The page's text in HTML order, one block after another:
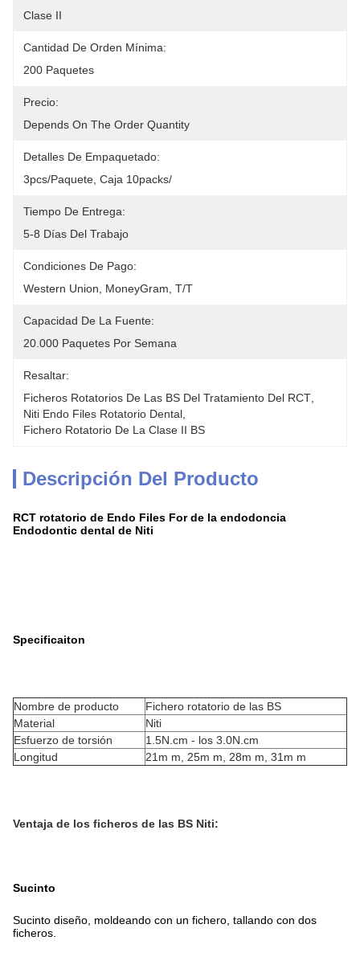
Clase II
Cantidad De Orden Mínima:
200 Paquetes
Precio:
Depends On The Order Quantity
Detalles De Empaquetado:
3pcs/paquete, Caja 10packs/
Tiempo De Entrega:
5-8 Días Del Trabajo
Condiciones De Pago:
Western Union, MoneyGram, T/T
Capacidad De La Fuente:
20.000 Paquetes Por Semana
Resaltar:
Ficheros Rotatorios De Las BS Del Tratamiento Del RCT
Niti Endo Files Rotatorio Dental
Fichero Rotatorio De La Clase II BS
Descripción Del Producto
RCT rotatorio de Endo Files For de la endodoncia
Endodontic dental de Niti
Specificaiton
Nombre de producto
Fichero rotatorio de las BS
Material
Niti
Esfuerzo de torsión
1.5N.cm - los 3.0N.cm
Longitud
21m m, 25m m, 28m m, 31m m
Ventaja de los ficheros de las BS Niti:
Sucinto
Sucinto diseño, moldeando con un fichero, tallando con dos
ficheros.